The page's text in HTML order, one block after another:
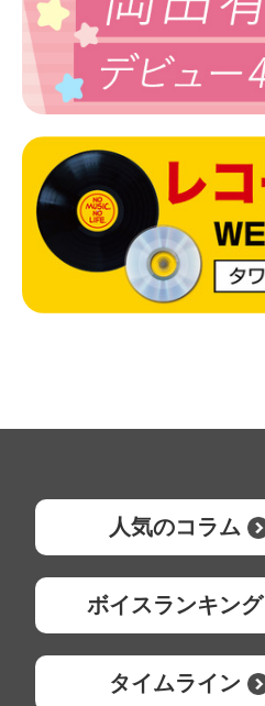
人気のコラム
ボイスランキング
タイムライン